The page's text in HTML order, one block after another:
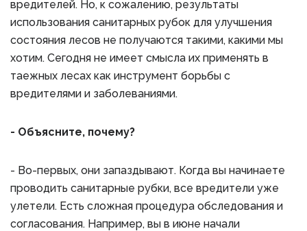
вредителей. Но, к сожалению, результаты
использования санитарных рубок для улучшения
состояния лесов не получаются такими, какими мы
хотим. Сегодня не имеет смысла их применять в
таежных лесах как инструмент борьбы с
вредителями и заболеваниями.
- Объясните, почему?
- Во-первых, они запаздывают. Когда вы начинаете
проводить санитарные рубки, все вредители уже
улетели. Есть сложная процедура обследования и
согласования. Например, вы в июне начали